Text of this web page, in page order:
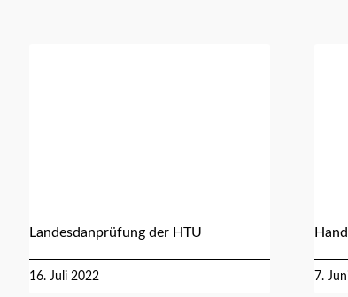
Landesdanprüfung der HTU
16. Juli 2022 7.